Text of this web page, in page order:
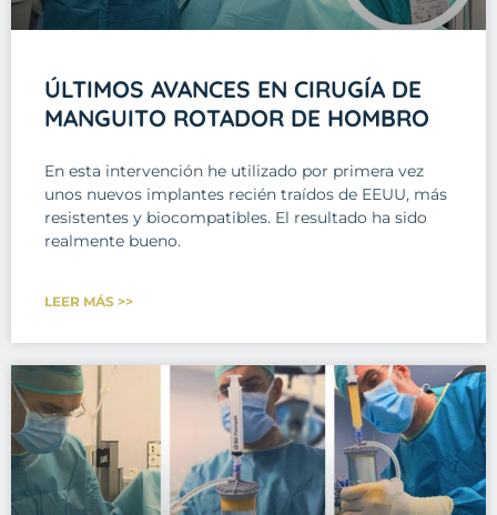
ÚLTIMOS AVANCES EN CIRUGÍA DE
MANGUITO ROTADOR DE HOMBRO
En esta intervención he utilizado por primera vez
unos nuevos implantes recién traídos de EEUU, más
resistentes y biocompatibles. El resultado ha sido
realmente bueno.
LEER MÁS >>